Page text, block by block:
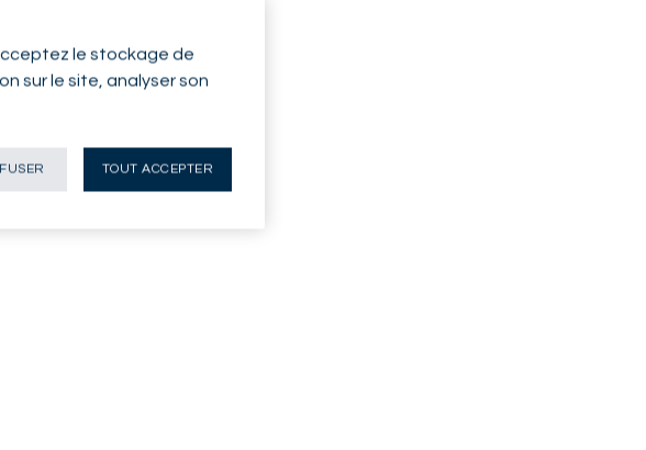
le stockage de
sur le site, analyser son
TOUT ACCEPTER